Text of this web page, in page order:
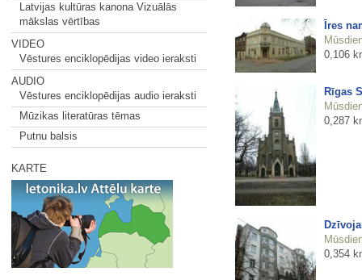
Latvijas kultūras kanona Vizuālās
mākslas vērtības
VIDEO
Vēstures enciklopēdijas video ieraksti
AUDIO
Vēstures enciklopēdijas audio ieraksti
Mūzikas literatūras tēmas
Putnu balsis
KARTE
Īres
0,106
Rīgas
0,287
0,354